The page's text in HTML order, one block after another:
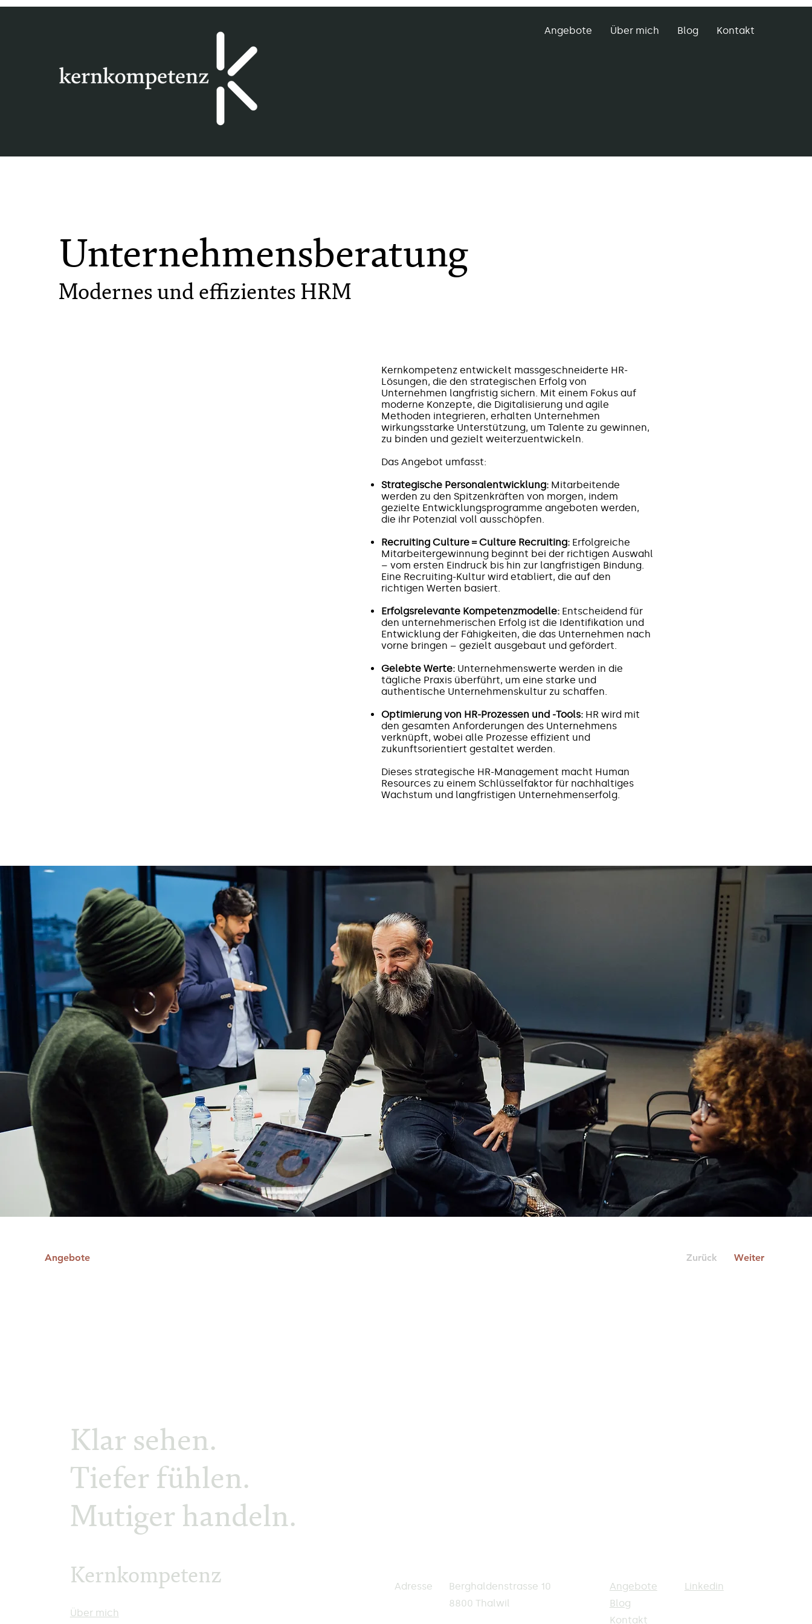
Angebote Über mich Blog Kontakt
Unternehmensberatung
Modernes und effizientes HRM
Kernkompetenz entwickelt massgeschneiderte HR-
Lösungen, die den strategischen Erfolg von
Unternehmen langfristig sichern. Mit einem Fokus auf
moderne Konzepte, die Digitalisierung und agile
Methoden integrieren, erhalten Unternehmen
wirkungsstarke Unterstützung, um Talente zu gewinnen,
zu binden und gezielt weiterzuentwickeln.
Das Angebot umfasst:
Strategische Personalentwicklung:Mitarbeitende
werden zu den Spitzenkräften von morgen, indem
gezielte Entwicklungsprogramme angeboten werden,
die ihr Potenzial voll ausschöpfen.
Recruiting Culture = Culture Recruiting:Erfolgreiche
Mitarbeitergewinnung beginnt bei der richtigen Auswahl
– vom ersten Eindruck bis hin zur langfristigen Bindung.
Eine Recruiting-Kultur wird etabliert, die auf den
richtigen Werten basiert.
Erfolgsrelevante Kompetenzmodelle:Entscheidend für
den unternehmerischen Erfolg ist die Identifikation und
Entwicklung der Fähigkeiten, die das Unternehmen nach
vorne bringen – gezielt ausgebaut und gefördert.
Gelebte Werte:Unternehmenswerte werden in die
tägliche Praxis überführt, um eine starke und
authentische Unternehmenskultur zu schaffen.
Optimierung von HR-Prozessen und -Tools:HR wird mit
den gesamten Anforderungen des Unternehmens
verknüpft, wobei alle Prozesse effizient und
zukunftsorientiert gestaltet werden.
Dieses strategische HR-Management macht Human
Resources zu einem Schlüsselfaktor für nachhaltiges
Wachstum und langfristigen Unternehmenserfolg.
Angebote Zurück Weiter
Klar sehen.
Tiefer fühlen.
Mutiger handeln.
Kernkompetenz
Über mich
Adresse
Berghaldenstrasse 10
8800 Thalwil
Angebote
Blog
Kontakt
Linkedin